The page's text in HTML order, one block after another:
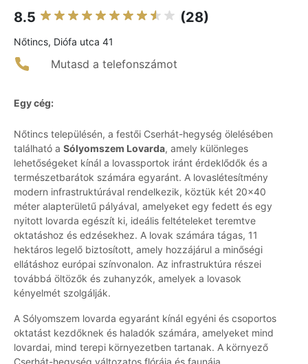
8.5 (28)
Nőtincs, Diófa utca 41
Mutasd a telefonszámot
Egy cég:
Nőtincs településén, a festői Cserhát-hegység ölelésében
található a Sólyomszem Lovarda, amely különleges
lehetőségeket kínál a lovassportok iránt érdeklődők és a
természetbarátok számára egyaránt. A lovaslétesítmény
modern infrastruktúrával rendelkezik, köztük két 20x40
méter alapterületű pályával, amelyeket egy fedett és egy
nyitott lovarda egészít ki, ideális feltételeket teremtve
oktatáshoz és edzésekhez. A lovak számára tágas, 11
hektáros legelő biztosított, amely hozzájárul a minőségi
ellátáshoz európai színvonalon. Az infrastruktúra részei
továbbá öltözők és zuhanyzók, amelyek a lovasok
kényelmét szolgálják.
A Sólyomszem lovarda egyaránt kínál egyéni és csoportos
oktatást kezdőknek és haladók számára, amelyeket mind
lovardai, mind terepi környezetben tartanak. A környező
Cserhát-hegység változatos flórája és faunája